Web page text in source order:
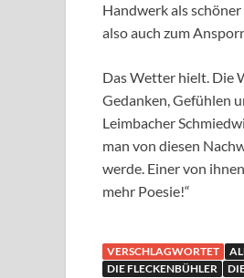
Handwerk als
also auch zum
Das Wetter hielt. Die
Gedanken, Gefühlen
Leimbacher
man von diesen
werde. Einer von
mehr Poesie!“
VERSCHLAGWORTET
DIE FLECKENBÜHLER